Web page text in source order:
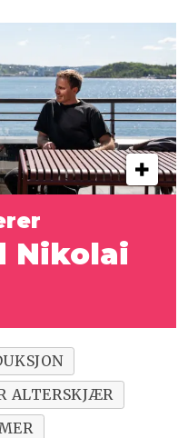
Nikolai
ALTERSKJÆR